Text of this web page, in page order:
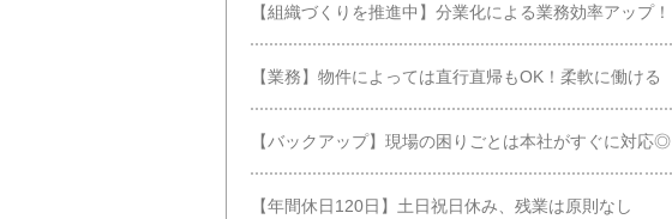
【組織づくりを推進中】分業化による業務効率アップ！
【業務】物件によっては直行直帰もOK！柔軟に働ける
【バックアップ】現場の困りごとは本社がすぐに対応◎
【年間休日120日】土日祝日休み、残業は原則なし